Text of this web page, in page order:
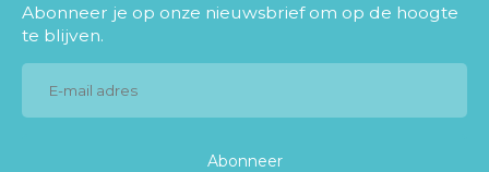
Abonneer je op onze nieuwsbrief om op de hoogte
te blijven.
Abonneer